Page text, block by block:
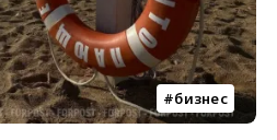
бизнес